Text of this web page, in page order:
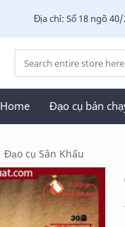
Địa chỉ: Số 18 ngõ
Home Đạo cụ bán
Đạo cụ Sân Khấu